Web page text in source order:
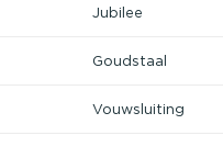
Jubilee
Goudstaal
Vouwsluiting